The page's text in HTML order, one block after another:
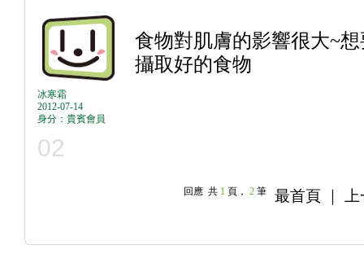
02
冰寒霜
2012-07-14
身分：貴賓會員
食物對肌膚的影響很大~
攝取好的食物
回應 共 1 頁， 2 筆 最首頁 ｜